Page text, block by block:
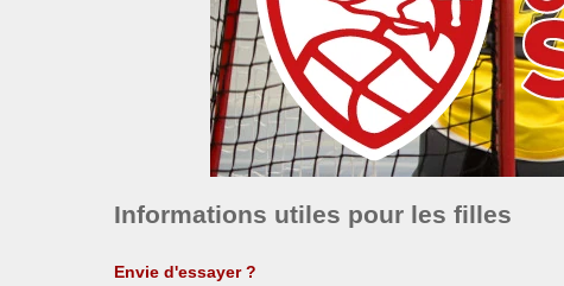
Informations utiles pour les filles
Envie d'essayer ?